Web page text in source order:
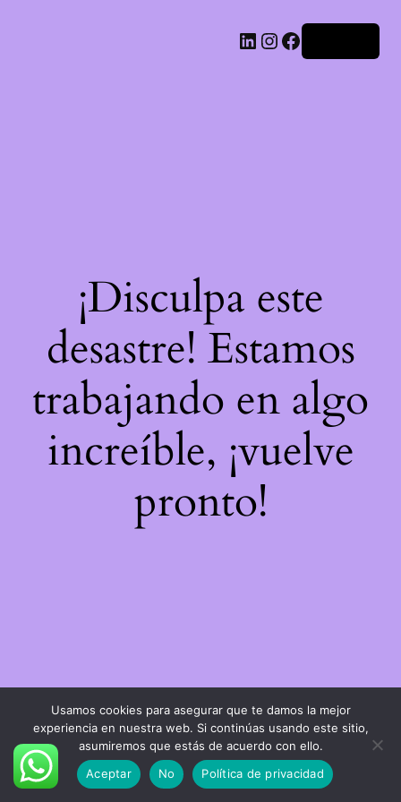
LinkedIn
Instagram
Facebook
¡Disculpa este
desastre! Estamos
trabajando en algo
increíble, ¡vuelve
pronto!
Usamos cookies para asegurar que te damos la mejor
experiencia en nuestra web. Si continúas usando este sitio,
asumiremos que estás de acuerdo con ello.
Aceptar
No Política de privacidad